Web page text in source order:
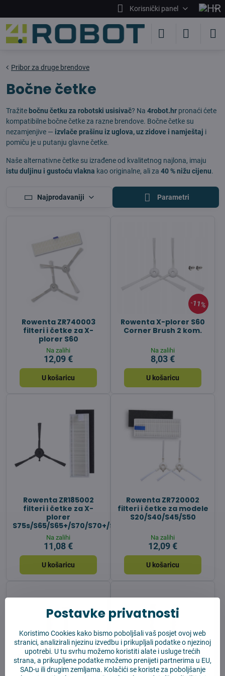
Korisnički panel
Pribor za druge brendove
Bočne četke
Tražite bočnu četku za robotski usisivač? Na 4robot.hr pronaći ćete
kompatibilne bočne četke za razne brendove. Bočne četke su
nezamjenjive — izvlače prašinu iz uglova, uz zidove i namještaj i
pomiču je u putanju glavne četke.
Naše alternativne četke su izrađene od kvalitetnog najlona, imaju
istu duljinu i gustoću vlakna kao originalne, ali za 40 % nižu cijenu.
Najprodavaniji Parametri
Rowenta ZR740003
filteri i četke za X-
plorer S60
Na zalihi
12,09 €
U košaricu
11%
Rowenta X-plorer S60
Corner Brush 2 kom.
Na zalihi
8,03 €
U košaricu
Rowenta ZR185002
filteri i četke za X-
plorer
S75s/S65/S65+/S70/S70+/S140/S140+
Na zalihi
11,08 €
U košaricu
Rowenta ZR720002
filteri i četke za modele
S20/S40/S45/S50
Na zalihi
12,09 €
U košaricu
Postavke privatnosti
Koristimo Cookies kako bismo poboljšali vaš posjet ovoj web
stranici, analizirali njezinu izvedbu i prikupljali podatke o njezinoj
upotrebi. U tu svrhu možemo koristiti alate i usluge trećih
strana, a prikupljene podatke možemo prenijeti partnerima u EU,
SAD-u ili drugim zemljama. Kolačići se koriste za poboljšanje